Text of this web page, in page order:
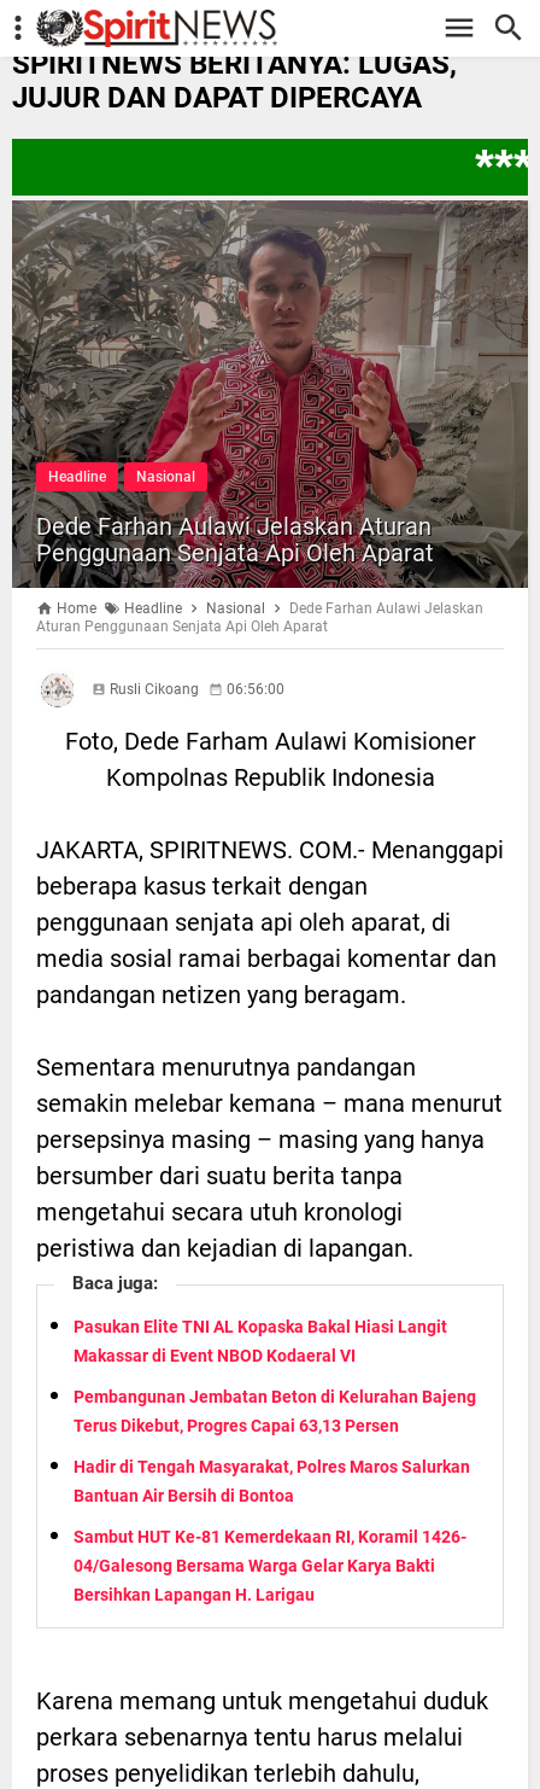
-->
SPIRITNEWS BERITANYA: LUGAS,
JUJUR DAN DAPAT DIPERCAYA
****
Headline Nasional
Dede Farhan Aulawi Jelaskan Aturan
Penggunaan Senjata Api Oleh Aparat
Home Headline Nasional
Dede Farhan Aulawi Jelaskan
Aturan Penggunaan Senjata Api Oleh Aparat
Rusli Cikoang 06:56:00
Foto, Dede Farham Aulawi Komisioner
Kompolnas Republik Indonesia
JAKARTA, SPIRITNEWS. COM.- Menanggapi
beberapa kasus terkait dengan
penggunaan senjata api oleh aparat, di
media sosial ramai berbagai komentar dan
pandangan netizen yang beragam.
Sementara menurutnya pandangan
semakin melebar kemana – mana menurut
persepsinya masing – masing yang hanya
bersumber dari suatu berita tanpa
mengetahui secara utuh kronologi
peristiwa dan kejadian di lapangan.
Baca juga:
Pasukan Elite TNI AL Kopaska Bakal Hiasi Langit
Makassar di Event NBOD Kodaeral VI
Pembangunan Jembatan Beton di Kelurahan Bajeng
Terus Dikebut, Progres Capai 63,13 Persen
Hadir di Tengah Masyarakat, Polres Maros Salurkan
Bantuan Air Bersih di Bontoa
Sambut HUT Ke-81 Kemerdekaan RI, Koramil 1426-
04/Galesong Bersama Warga Gelar Karya Bakti
Bersihkan Lapangan H. Larigau
Karena memang untuk mengetahui duduk
perkara sebenarnya tentu harus melalui
proses penyelidikan terlebih dahulu,